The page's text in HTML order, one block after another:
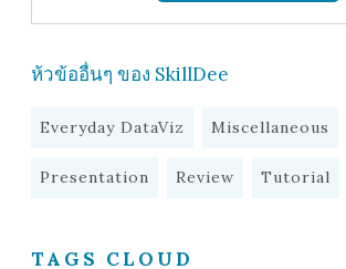
ห้วข้ออื่นๆ ของ SkillDee
Everyday DataViz Miscellaneous
Presentation Review Tutorial
TAGS CLOUD